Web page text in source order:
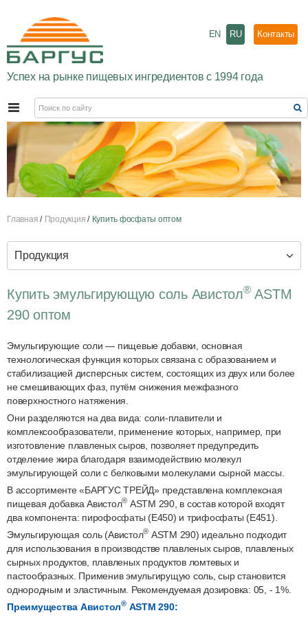
Успех на рынке пищевых ингредиентов с 1994 года
EN RU Контакты
Главная Продукция Купить фосфаты оптом
Продукция
Купить эмульгирующую соль Авистол®ASTM
290 оптом
Эмульгирующие соли — пищевые добавки, основная
технологическая функция которых связана с образованием и
стабилизацией дисперсных систем, состоящих из двух или более
не смешивающих фаз, путём снижения межфазного
поверхностного натяжения.
Они разделяются на два вида: соли-плавители и
комплексообразователи, применение которых, например, при
изготовление плавленых сыров, позволяет предупредить
отделение жира благодаря взаимодействию молекул
эмульгирующей соли с белковыми молекулами сырной массы.
В ассортименте «БАРГУС ТРЕЙД» представлена комплексная
пищевая добавка Авистол® ASTM 290, в состав которой входят
два компонента: пирофосфаты (Е450) и трифосфаты (Е451).
Эмульгирующая соль (Авистол® ASTM 290) идеально подходит
для использования в производстве плавленых сыров, плавленых
сырных продуктов, плавленых продуктов ломтевых и
пастообразных. Применив эмульгирущую соль, сыр становится
однородным и эластичным. Рекомендуемая дозировка: 05, - 1%.
Преимущества Авистол®ASTM 290: